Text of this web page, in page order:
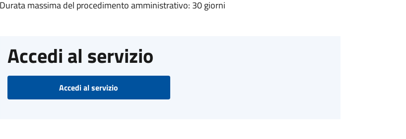
Durata massima del procedimento amministrativo: 30 giorni
Accedi al servizio
Accedi al servizio